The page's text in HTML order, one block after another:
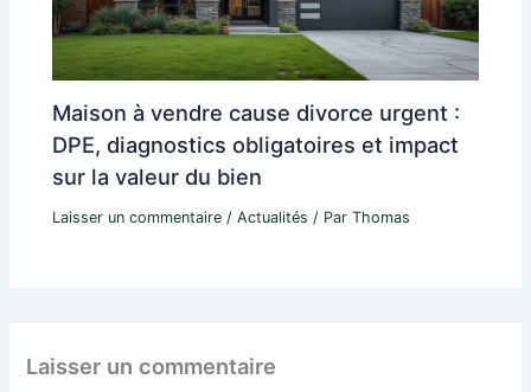
Maison à vendre cause divorce urgent :
DPE, diagnostics obligatoires et impact
sur la valeur du bien
Laisser un commentaire /Actualités / ParThomas
Laisser un commentaire